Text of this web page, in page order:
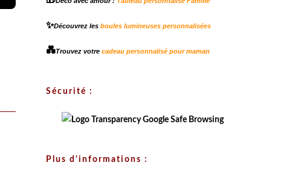
✨Découvrez les boules lumineuses personnalisées
💑Trouvez votre cadeau personnalisé pour maman
Sécurité :
Plus d'informations :